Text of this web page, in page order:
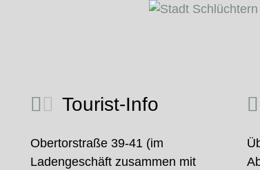
Tourist-Info
Obertorstraße 39-41 (im
Ladengeschäft zusammen mit